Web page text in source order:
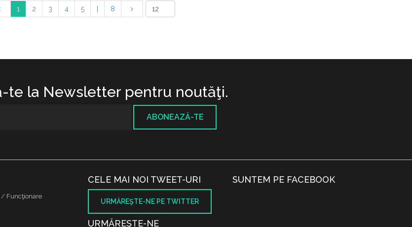
1 2 3 4 5 8
te la Newsletter pentru noutăţi.
ABONEAZĂ-TE
/ Funcţionare
CELE MAI NOI TWEET-URI
URMĂREŞTE-NE PE TWITTER
URMĂREŞTE-NE
SUNTEM PE FACEBOOK